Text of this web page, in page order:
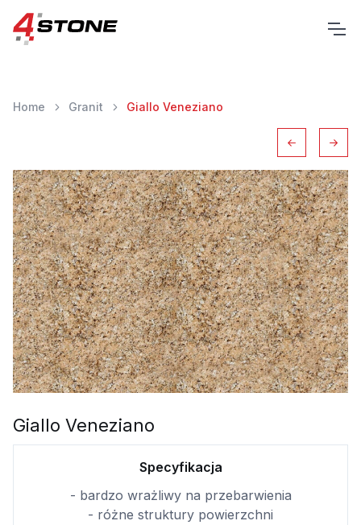
Home Granit Giallo Veneziano
Giallo Veneziano
Specyfikacja
- bardzo wrażliwy na przebarwienia
- różne struktury powierzchni